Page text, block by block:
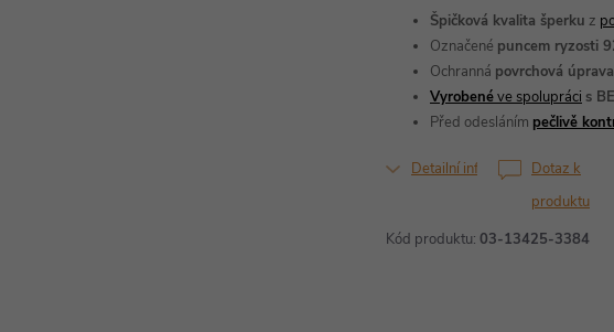
Kód produktu: 03-13425-3384
Špičková kvalita šperku z
Označené puncem ryzosti
Ochranná povrchová úprava
Vyrobenéve spolupráci s
Před odesláním pečlivě
Detailní informace
Dotaz k
produktu